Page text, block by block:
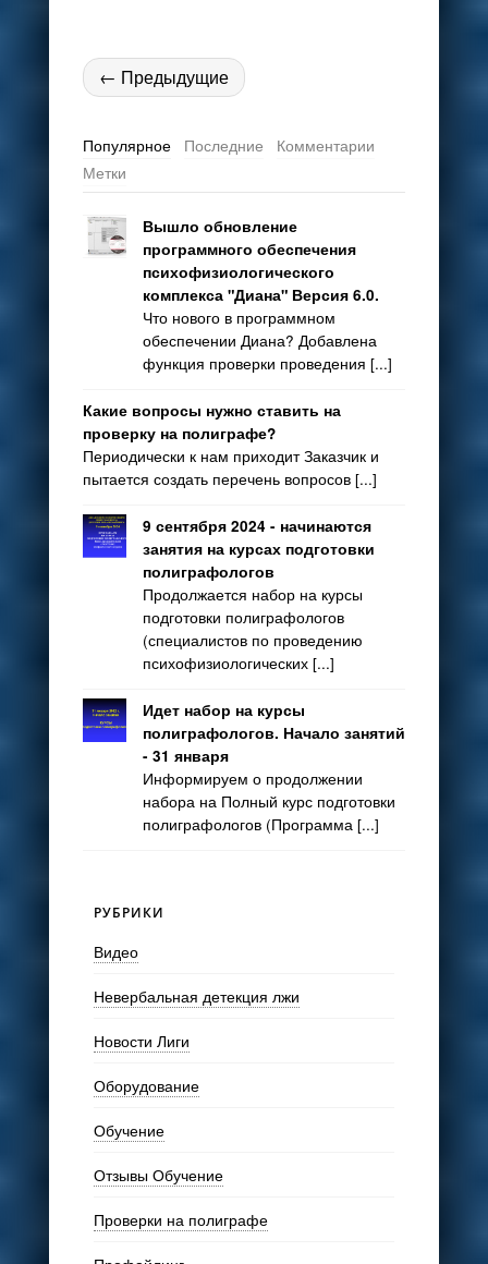
← Предыдущие
Популярное Последние
Комментарии
Метки
Вышло обновление
программного обеспечения
психофизиологического
комплекса "Диана" Версия 6.0.
Что нового в программном
обеспечении Диана? Добавлена
функция проверки проведения [...]
Какие вопросы нужно ставить на
проверку на полиграфе?
Периодически к нам приходит Заказчик и
пытается создать перечень вопросов [...]
9 сентября 2024 - начинаются
занятия на курсах подготовки
полиграфологов
Продолжается набор на курсы
подготовки полиграфологов
(специалистов по проведению
психофизиологических [...]
Идет набор на курсы
полиграфологов. Начало занятий
- 31 января
Информируем о продолжении
набора на Полный курс подготовки
полиграфологов (Программа [...]
РУБРИКИ
Видео
Невербальная детекция лжи
Новости Лиги
Оборудование
Обучение
Отзывы Обучение
Проверки на полиграфе